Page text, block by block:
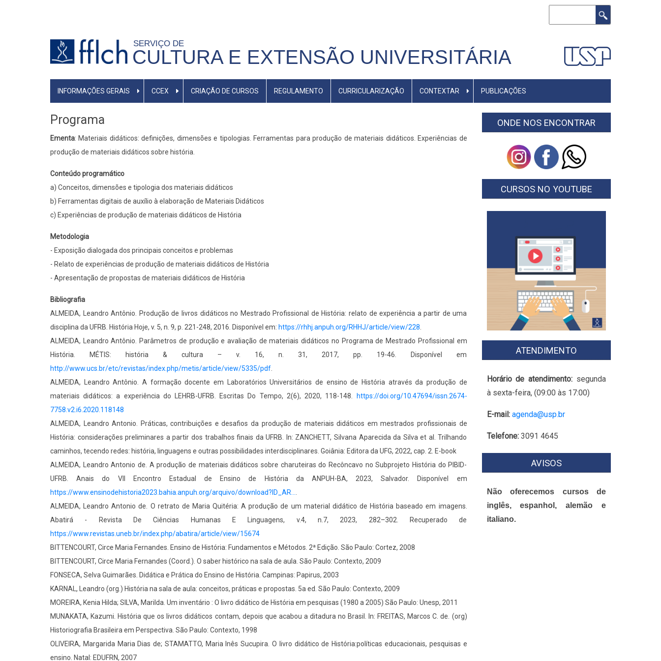
SERVIÇO DE
CULTURA E EXTENSÃO UNIVERSITÁRIA
MENU
INFORMAÇÕES GERAIS CCEX CRIAÇÃO DE CURSOS REGULAMENTO CURRICULARIZAÇÃO CONTEXTAR PUBLICAÇÕES
Programa
Ementa: Materiais didáticos: definições, dimensões e tipologias. Ferramentas para produção de materiais didáticos. Experiências de
produção de materiais didáticos sobre história.
Conteúdo programático
a) Conceitos, dimensões e tipologia dos materiais didáticos
b) Ferramentas digitais de auxílio à elaboração de Materiais Didáticos
c) Experiências de produção de materiais didáticos de História
Metodologia
- Exposição dialogada dos principais conceitos e problemas
- Relato de experiências de produção de materiais didáticos de História
- Apresentação de propostas de materiais didáticos de História
Bibliografia
ALMEIDA, Leandro Antônio. Produção de livros didáticos no Mestrado Profissional de História: relato de experiência a partir de uma
disciplina da UFRB. História Hoje, v. 5, n. 9, p. 221-248, 2016. Disponível em: https://rhhj.anpuh.org/RHHJ/article/view/228
ALMEIDA, Leandro Antônio. Parâmetros de produção e avaliação de materiais didáticos no Programa de Mestrado Profissional em
História. MÉTIS: história & cultura – v. 16, n. 31, 2017, pp. 19-46. Disponível em
http://www.ucs.br/etc/revistas/index.php/metis/article/view/5335/pdf
ALMEIDA, Leandro Antônio. A formação docente em Laboratórios Universitários de ensino de História através da produção de
materiais didáticos: a experiência do LEHRB-UFRB. Escritas Do Tempo, 2(6), 2020, 118-148.
https://doi.org/10.47694/issn.2674-
7758.v2.i6.2020.118148
ALMEIDA, Leandro Antonio. Práticas, contribuições e desafios da produção de materiais didáticos em mestrados profissionais de
História: considerações preliminares a partir dos trabalhos finais da UFRB. In: ZANCHETT, Silvana Aparecida da Silva et al. Trilhando
caminhos, tecendo redes: história, linguagens e outras possibilidades interdisciplinares. Goiânia: Editora da UFG, 2022, cap. 2. E-book
ALMEIDA, Leandro Antonio de. A produção de materiais didáticos sobre charuteiras do Recôncavo no Subprojeto História do PIBID-
UFRB. Anais do VII Encontro Estadual de Ensino de História da ANPUH-BA, 2023, Salvador. Disponível em
https://www.ensinodehistoria2023.bahia.anpuh.org/arquivo/download?ID_AR…
ALMEIDA, Leandro Antonio de. O retrato de Maria Quitéria: A produção de um material didático de História baseado em imagens.
Abatirá - Revista De Ciências Humanas E Linguagens, v.4, n.7, 2023, 282–302. Recuperado de
https://www.revistas.uneb.br/index.php/abatira/article/view/15674
BITTENCOURT, Circe Maria Fernandes. Ensino de História: Fundamentos e Métodos. 2ª Edição. São Paulo: Cortez, 2008
BITTENCOURT, Circe Maria Fernandes (Coord.). O saber histórico na sala de aula. São Paulo: Contexto, 2009
FONSECA, Selva Guimarães. Didática e Prática do Ensino de História. Campinas: Papirus, 2003
KARNAL, Leandro (org.) História na sala de aula: conceitos, práticas e propostas. 5a ed. São Paulo: Contexto, 2009
MOREIRA, Kenia Hilda; SILVA, Marilda. Um inventário : O livro didático de História em pesquisas (1980 a 2005) São Paulo: Unesp, 2011
MUNAKATA, Kazumi. História que os livros didáticos contam, depois que acabou a ditadura no Brasil. In: FREITAS, Marcos C. de. (org)
Historiografia Brasileira em Perspectiva. São Paulo: Contexto, 1998
OLIVEIRA, Margarida Maria Dias de; STAMATTO, Maria Inês Sucupira. O livro didático de História:políticas educacionais, pesquisas e
ensino. Natal: EDUFRN, 2007
ONDE NOS ENCONTRAR
CURSOS NO YOUTUBE
ATENDIMENTO
Horário de atendimento: segunda
à sexta-feira, (09:00 às 17:00)
E-mail: agenda@usp.br
Telefone:3091 4645
AVISOS
Não oferecemos cursos de
inglês, espanhol, alemão e
italiano.